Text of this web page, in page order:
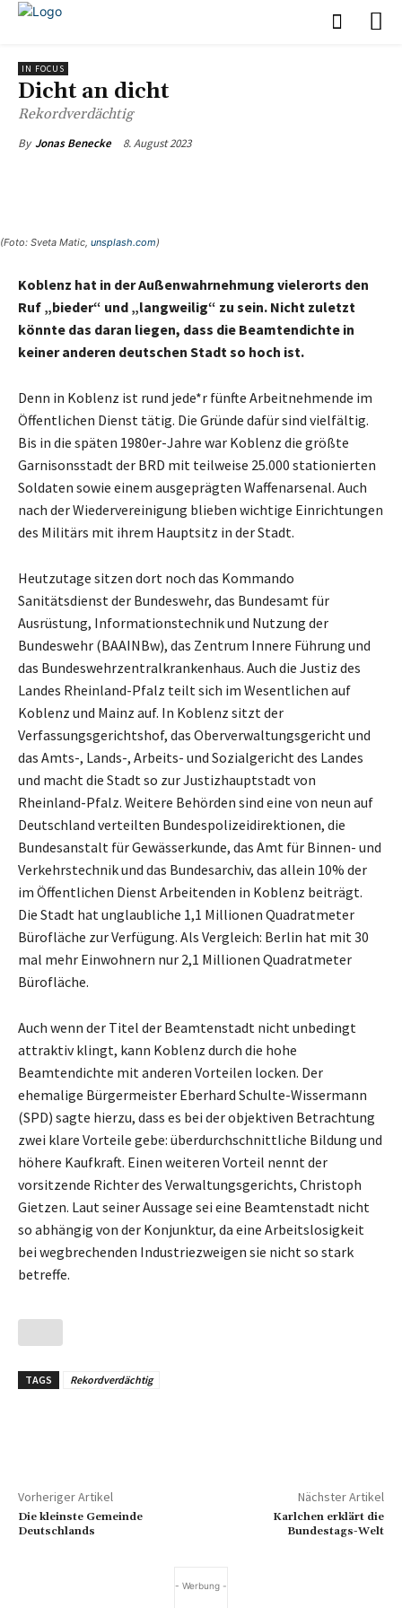
IN FOCUS
Dicht an dicht
Rekordverdächtig
By Jonas Benecke 8. August 2023
(Foto: Sveta Matic, unsplash.com)
Koblenz hat in der Außenwahrnehmung vielerorts den
Ruf „bieder“ und „langweilig“ zu sein. Nicht zuletzt
könnte das daran liegen, dass die Beamtendichte in
keiner anderen deutschen Stadt so hoch ist.
Denn in Koblenz ist rund jede*r fünfte Arbeitnehmende im
Öffentlichen Dienst tätig. Die Gründe dafür sind vielfältig.
Bis in die späten 1980er-Jahre war Koblenz die größte
Garnisonsstadt der BRD mit teilweise 25.000 stationierten
Soldaten sowie einem ausgeprägten Waffenarsenal. Auch
nach der Wiedervereinigung blieben wichtige Einrichtungen
des Militärs mit ihrem Hauptsitz in der Stadt.
Heutzutage sitzen dort noch das Kommando
Sanitätsdienst der Bundeswehr, das Bundesamt für
Ausrüstung, Informationstechnik und Nutzung der
Bundeswehr (BAAINBw), das Zentrum Innere Führung und
das Bundeswehrzentralkrankenhaus. Auch die Justiz des
Landes Rheinland-Pfalz teilt sich im Wesentlichen auf
Koblenz und Mainz auf. In Koblenz sitzt der
Verfassungsgerichtshof, das Oberverwaltungsgericht und
das Amts-, Lands-, Arbeits- und Sozialgericht des Landes
und macht die Stadt so zur Justizhauptstadt von
Rheinland-Pfalz. Weitere Behörden sind eine von neun auf
Deutschland verteilten Bundespolizeidirektionen, die
Bundesanstalt für Gewässerkunde, das Amt für Binnen- und
Verkehrstechnik und das Bundesarchiv, das allein 10% der
im Öffentlichen Dienst Arbeitenden in Koblenz beiträgt.
Die Stadt hat unglaubliche 1,1 Millionen Quadratmeter
Bürofläche zur Verfügung. Als Vergleich: Berlin hat mit 30
mal mehr Einwohnern nur 2,1 Millionen Quadratmeter
Bürofläche.
Auch wenn der Titel der Beamtenstadt nicht unbedingt
attraktiv klingt, kann Koblenz durch die hohe
Beamtendichte mit anderen Vorteilen locken. Der
ehemalige Bürgermeister Eberhard Schulte-Wissermann
(SPD) sagte hierzu, dass es bei der objektiven Betrachtung
zwei klare Vorteile gebe: überdurchschnittliche Bildung und
höhere Kaufkraft. Einen weiteren Vorteil nennt der
vorsitzende Richter des Verwaltungsgerichts, Christoph
Gietzen. Laut seiner Aussage sei eine Beamtenstadt nicht
so abhängig von der Konjunktur, da eine Arbeitslosigkeit
bei wegbrechenden Industriezweigen sie nicht so stark
betreffe.
TAGS Rekordverdächtig
Vorheriger Artikel
Die kleinste Gemeinde
Deutschlands
Nächster Artikel
Karlchen erklärt die
Bundestags-Welt
- Werbung -